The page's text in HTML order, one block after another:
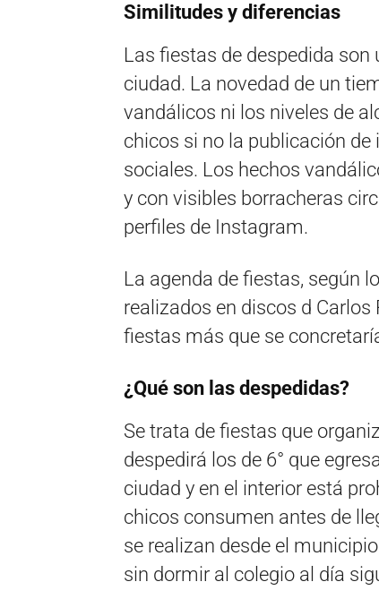
Similitudes y diferencias
Las fiestas de despedida
ciudad. La novedad de un
vandálicos ni los niveles de
chicos si no la publicación de
sociales. Los hechos
y con visibles borracheras
perfiles de Instagram.
La agenda de fiestas, según
realizados en discos d
fiestas más que se
¿Qué son las despedidas?
Se trata de fiestas que
despedirá los de 6° que
ciudad y en el interior está
chicos consumen antes de
se realizan desde el
sin dormir al colegio al día